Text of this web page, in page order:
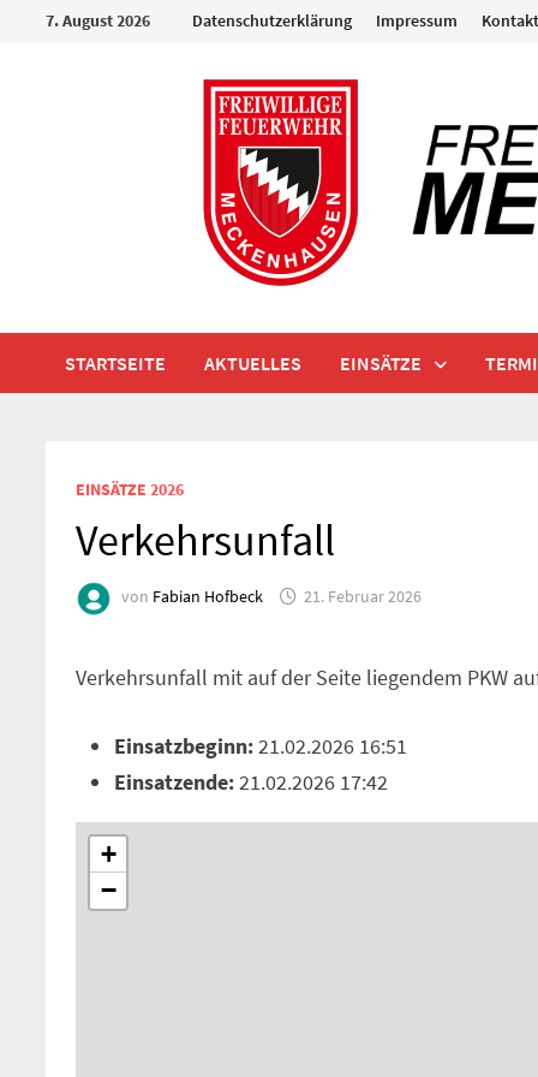
7. August 2026 Datenschutzerklärung Impressum Kontakt
STARTSEITE AKTUELLES EINSÄTZE
EINSÄTZE 2026
Verkehrsunfall
von Fabian Hofbeck 21. Februar 2026
Verkehrsunfall mit auf der Seite liegendem PKW
Einsatzbeginn:21.02.2026 16:51
Einsatzende:21.02.2026 17:42
+
−